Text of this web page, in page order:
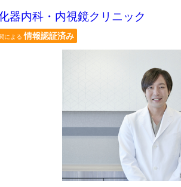
器内科・内視鏡クリニック
による 情報認証済み